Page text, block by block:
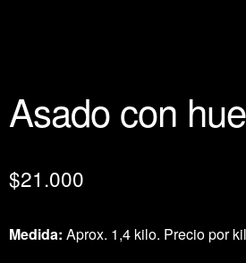
Asado con
$21.000
Medida: Aprox. 1,4 kilo. Precio por